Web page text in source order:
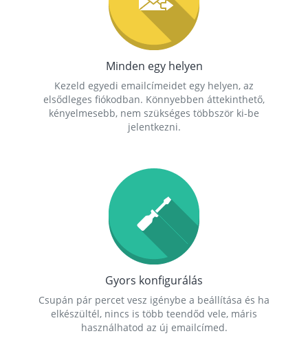
Minden egy helyen
Kezeld egyedi emailcímeidet egy helyen, az
elsődleges fiókodban. Könnyebben áttekinthető,
kényelmesebb, nem szükséges többször ki-be
jelentkezni.
Gyors konfigurálás
Csupán pár percet vesz igénybe a beállítása és ha
elkészültél, nincs is több teendőd vele, máris
használhatod az új emailcímed.